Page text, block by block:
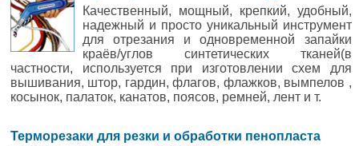
Качественный, мощный, крепкий, удобный,
надежный и просто уникальный инструмент
для отрезания и одновременной запайки
краёв/углов синтетических тканей(в
частности, используется при изготовлении схем для
вышивания, штор, гардин, флагов, флажков, вымпелов ,
косынок, палаток, канатов, поясов, ремней, лент и т.
Терморезаки для резки и обработки пенопласта